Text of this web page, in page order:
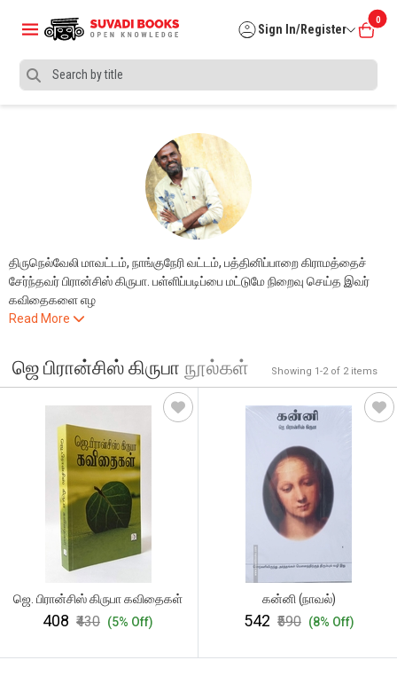
Sign In/Register
0
திருநெல்வேலி மாவட்டம், நாங்குநேரி வட்டம், பத்தினிப்பாறை கிராமத்தைச்
சேர்ந்தவர் பிரான்சிஸ் கிருபா. பள்ளிப்படிப்பை மட்டுமே நிறைவு செய்த இவர்
கவிதைகளை எழ
Read More
ஜெ பிரான்சிஸ் கிருபா நூல்கள் Showing 1-2 of 2 items
ஜெ. பிரான்சிஸ் கிருபா கவிதைகள்
₹408 ₹430 (5% Off)
கன்னி (நாவல்)
₹542 ₹590 (8% Off)